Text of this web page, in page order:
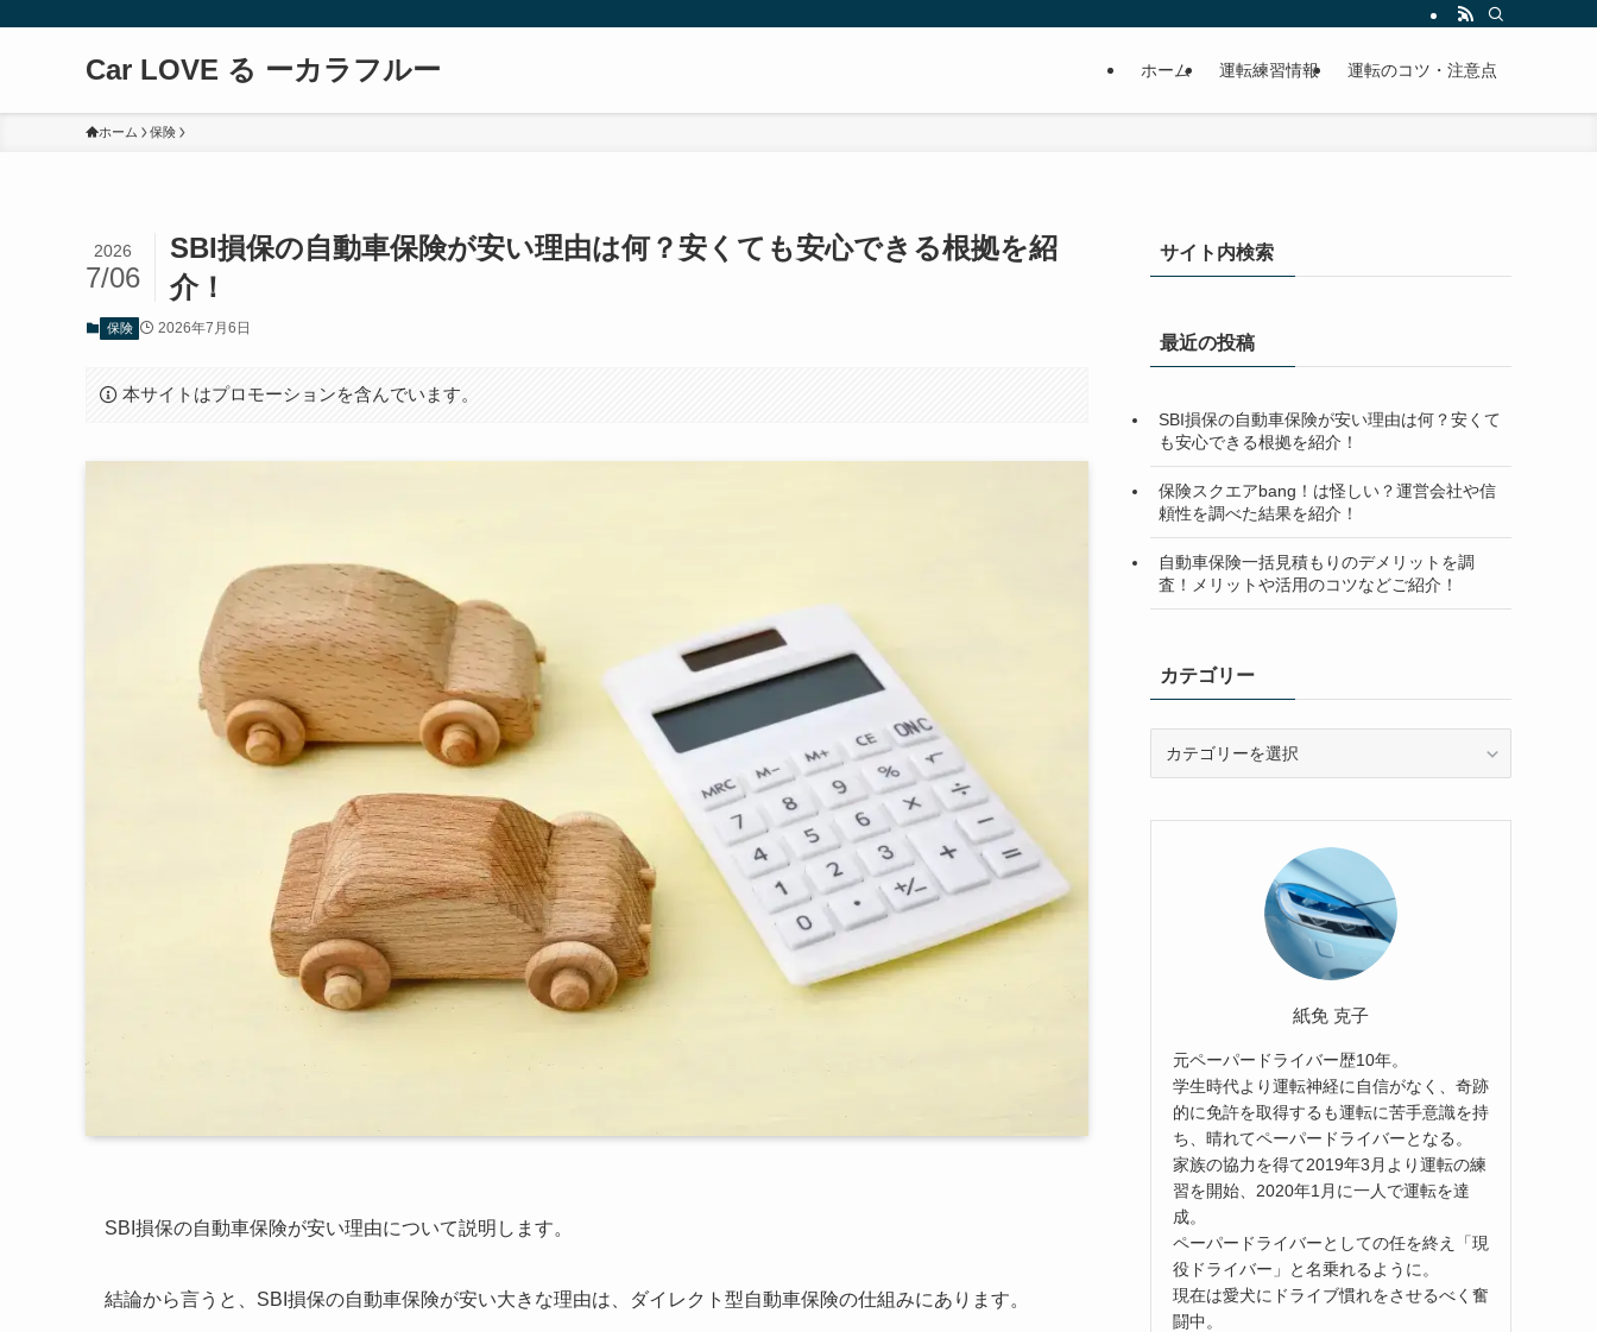
Car LOVE る ーカラフルー ホーム 運転練習情報 運転のコツ・注意点
ホーム 保険
SBI損保の自動車保険が安い理由は何？安くても安心できる根拠を紹
介！
2026
7/06
保険 2026年7月6日
本サイトはプロモーションを含んでいます。
SBI損保の自動車保険が安い理由について説明します。
結論から言うと、SBI損保の自動車保険が安い大きな理由は、ダイレクト型自動車保険の仕組みにあります。
サイト内検索
最近の投稿
SBI損保の自動車保険が安い理由は何？安くて
も安心できる根拠を紹介！
保険スクエアbang！は怪しい？運営会社や信
頼性を調べた結果を紹介！
自動車保険一括見積もりのデメリットを調
査！メリットや活用のコツなどご紹介！
カテゴリー
リ
紙免 克子
元ペーパードライバー歴10年。
学生時代より運転神経に自信がなく、奇跡
的に免許を取得するも運転に苦手意識を持
ち、晴れてペーパードライバーとなる。
家族の協力を得て2019年3月より運転の練
習を開始、2020年1月に一人で運転を達
成。
ペーパードライバーとしての任を終え「現
役ドライバー」と名乗れるように。
現在は愛犬にドライブ慣れをさせるべく奮
闘中。